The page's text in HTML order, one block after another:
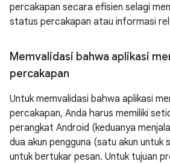
percakapan secara efisien selagi
status percakapan atau informasi
Memvalidasi bahwa aplikasi
percakapan
Untuk memvalidasi bahwa aplikasi
percakapan, Anda harus memiliki
perangkat Android (keduanya
dua akun pengguna (satu akun untuk
untuk bertukar pesan. Untuk tujuan